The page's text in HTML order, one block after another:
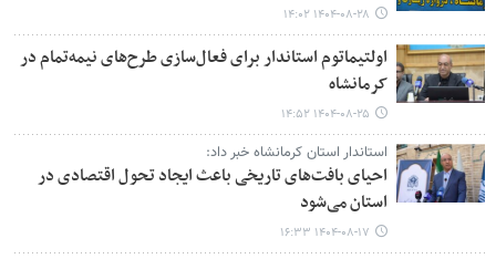
۱۴۰۴-۰۸-۲۸ ۱۴:۰۲
اولتیماتوم استاندار برای فعال‌سازی طرح‌های نیمه‌تمام در
کرمانشاه
۱۴۰۴-۰۸-۲۵ ۱۴:۵۲
استاندار استان کرمانشاه خبر داد:
احیای بافت‌های تاریخی باعث ایجاد تحول اقتصادی در
استان می‌شود
۱۴۰۴-۰۸-۱۷ ۱۶:۳۳